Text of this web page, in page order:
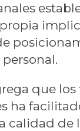
que los
ha
calidad de